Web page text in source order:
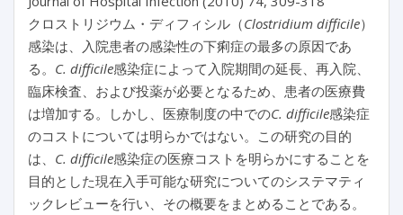
クロストリジウム・ディフィシル（Clostridium difficile）
感染は、入院患者の感染性の下痢症の最多の原因であ
る。 C. difficile感染症によって入院期間の延長、再入院、
臨床検査、および投薬が必要となるため、患者の医療費
は増加する。しかし、医療制度の中でのC. difficile感染症
のコストについては明らかではない。この研究の目的
は、 C. difficile感染症の医療コストを明らかにすることを
目的とした現在入手可能な研究についてのシステマティ
ックレビューを行い、その概要をまとめることである。